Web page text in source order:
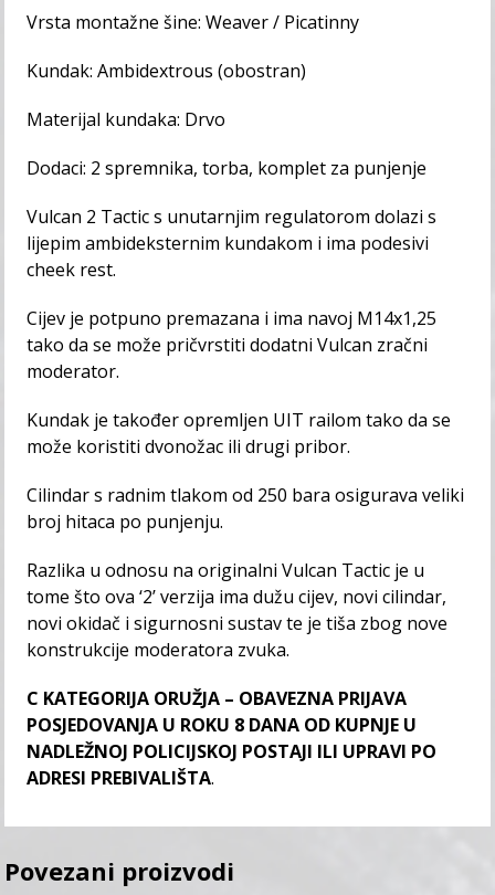
Vrsta montažne šine: Weaver / Picatinny
Kundak: Ambidextrous (obostran)
Materijal kundaka: Drvo
Dodaci: 2 spremnika, torba, komplet za punjenje
Vulcan 2 Tactic s unutarnjim regulatorom dolazi s
lijepim ambideksternim kundakom i ima podesivi
cheek rest.
Cijev je potpuno premazana i ima navoj M14x1,25
tako da se može pričvrstiti dodatni Vulcan zračni
moderator.
Kundak je također opremljen UIT railom tako da se
može koristiti dvonožac ili drugi pribor.
Cilindar s radnim tlakom od 250 bara osigurava veliki
broj hitaca po punjenju.
Razlika u odnosu na originalni Vulcan Tactic je u
tome što ova ‘2’ verzija ima dužu cijev, novi cilindar,
novi okidač i sigurnosni sustav te je tiša zbog nove
konstrukcije moderatora zvuka.
C KATEGORIJA ORUŽJA – OBAVEZNA PRIJAVA
POSJEDOVANJA U ROKU 8 DANA OD KUPNJE U
NADLEŽNOJ POLICIJSKOJ POSTAJI ILI UPRAVI PO
ADRESI PREBIVALIŠTA.
Povezani proizvodi